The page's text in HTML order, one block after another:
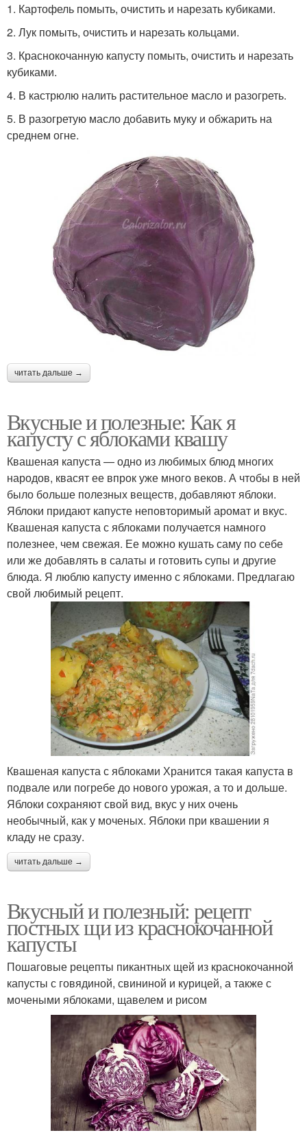
1. Картофель помыть, очистить и нарезать кубиками.
2. Лук помыть, очистить и нарезать кольцами.
3. Краснокочанную капусту помыть, очистить и нарезать
кубиками.
4. В кастрюлю налить растительное масло и разогреть.
5. В разогретую масло добавить муку и обжарить на
среднем огне.
читать дальше →
Вкусные и полезные: Как я
капусту с яблоками квашу
Квашеная капуста — одно из любимых блюд многих
народов, квасят ее впрок уже много веков. А чтобы в ней
было больше полезных веществ, добавляют яблоки.
Яблоки придают капусте неповторимый аромат и вкус.
Квашеная капуста с яблоками получается намного
полезнее, чем свежая. Ее можно кушать саму по себе
или же добавлять в салаты и готовить супы и другие
блюда. Я люблю капусту именно с яблоками. Предлагаю
свой любимый рецепт.
Квашеная капуста с яблоками Хранится такая капуста в
подвале или погребе до нового урожая, а то и дольше.
Яблоки сохраняют свой вид, вкус у них очень
необычный, как у моченых. Яблоки при квашении я
кладу не сразу.
читать дальше →
Вкусный и полезный: рецепт
постных щи из краснокочанной
капусты
Пошаговые рецепты пикантных щей из краснокочанной
капусты с говядиной, свининой и курицей, а также с
мочеными яблоками, щавелем и рисом